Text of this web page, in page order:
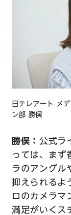
日テレアート メ
ン部 勝俣
勝俣：公式ラ
っては、まず
ラのアングル
抑えられるよ
ロのカメラマ
満足がいくス